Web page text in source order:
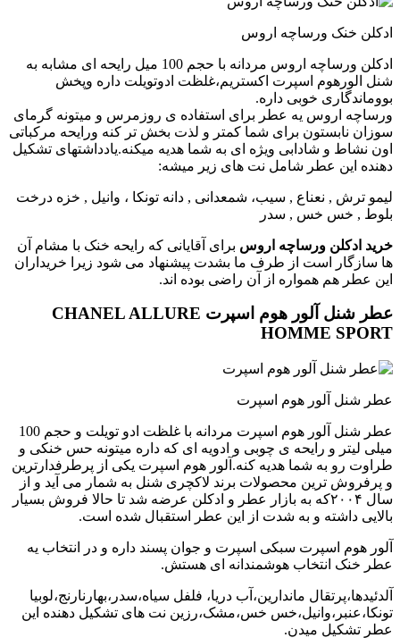
ادکلن خنک ورساچه اروس
ادکلن ورساچه اروس مردانه با حجم 100 میل رایحه ای مشابه به
شنل الورهوم اسپرت اکستریم،غلظت ادوتویلت داره و‌پخش
بو‌و‌ماندگاری خوبی داره.
ورساچه اروس یه عطر برای استفاده ی روزمرس و میتونه گرمای
سوزان نابستون برای شما کمتر و لذت بخش تر کنه و‌رایحه مرکباتی
اون نشاط و شادابی ویژه ای به شما هدیه میکنه.یادداشتهای تشکیل
دهنده این عطر شامل نت های زیر میشه:
لیمو ترش , نعناع , سیب، شمعدانی , دانه تونکا ، وانیل , خزه درخت
بلوط , خس خس , سدر
خرید ادکلن ورساچه اروس برای آقایانی که رایحه خنک با مشام آن
ها سازگار است از طرف ما بشدت پیشنهاد می شود زیرا خریداران
این عطر هم همواره از آن راضی بوده اند.
عطر شنل آلور هوم اسپرت CHANEL ALLURE
HOMME SPORT
عطر شنل آلور هوم اسپرت
عطر شنل آلور هوم اسپرت مردانه با غلظت ادو تویلت و حجم 100
میلی لیتر و رایحه ی چوبی و ادویه ای که داره میتونه حس خنکی و
طراوت رو به شما هدیه کنه.آلور هوم اسپرت یکی از پرطرفدارترین
و پرفروش ترین محصولات برند لاکچری شنل به شمار می آید و از
سال ۲۰۰۴که به بازار عطر و ادکلن عرضه شد تا حالا فروش بسیار
بالایی داشته و به شدت از این عطر استقبال شده است.
آلور هوم اسپرت سبکی اسپرت و جوان پسند داره و در انتخاب یه
عطر خنک انتخاب هوشمندانه ای هستش.
آلدئیدها،پرتقال ماندارین،آب دریا، فلفل سیاه،سدر،بهارنارنج،لوبیا
تونکا،عنبر،وانیل،خس خس،مشک،رزین نت های تشکیل دهنده این
عطر تشکیل میدن.